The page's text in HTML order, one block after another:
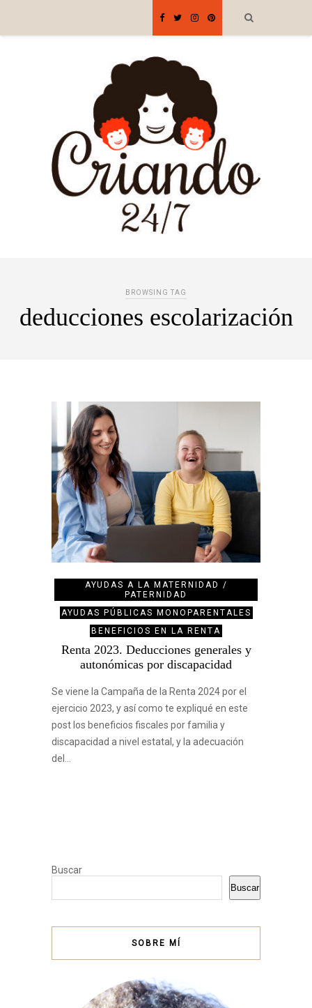
BROWSING TAG
deducciones escolarización
AYUDAS A LA MATERNIDAD /
PATERNIDAD
AYUDAS PÚBLICAS MONOPARENTALES
BENEFICIOS EN LA RENTA
Renta 2023. Deducciones generales y
autonómicas por discapacidad
Se viene la Campaña de la Renta 2024 por el
ejercicio 2023, y así como te expliqué en este
post los beneficios fiscales por familia y
discapacidad a nivel estatal, y la adecuación
del…
Buscar
Buscar
SOBRE MÍ